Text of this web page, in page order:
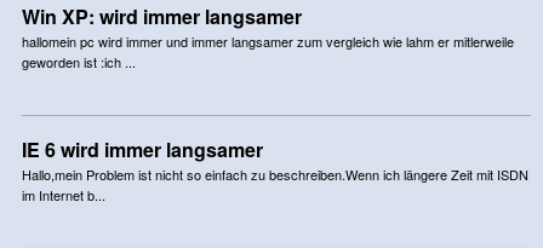
Win XP: wird immer langsamer
hallomein pc wird immer und immer langsamer zum vergleich wie lahm er mitlerweile
geworden ist :ich ...
IE 6 wird immer langsamer
Hallo,mein Problem ist nicht so einfach zu beschreiben.Wenn ich längere Zeit mit ISDN
im Internet b...